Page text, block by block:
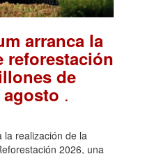
arranca la
reforestación
de
.
la realización de la
2026, una